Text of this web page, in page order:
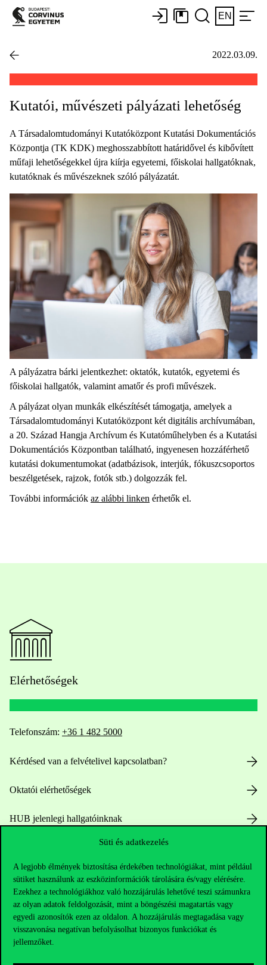
Süti és adatkezelés
A legjobb élmények biztosítása érdekében technológiákat, mint például
sütiket használunk az eszközinformációk tárolására és/vagy elérésére.
Ezekhez a technológiákhoz való hozzájárulás lehetővé teszi számunkra
az olyan adatok feldolgozását, mint a böngészési magatartás vagy
egyedi azonosítók ezen az oldalon. A hozzájárulás megtagadása vagy
visszavonása negatívan befolyásolhat bizonyos funkciókat és
jellemzőket.
EN
2022.03.09.
Kutatói, művészeti pályázati lehetőség
A Társadalomtudományi Kutatóközpont Kutatási Dokumentációs
Központja (TK KDK) meghosszabbított határidővel és kibővített
műfaji lehetőségekkel újra kiírja egyetemi, főiskolai hallgatóknak,
kutatóknak és művészeknek szóló pályázatát.
A pályázatra bárki jelentkezhet: oktatók, kutatók, egyetemi és
főiskolai hallgatók, valamint amatőr és profi művészek.
A pályázat olyan munkák elkészítését támogatja, amelyek a
Társadalomtudományi Kutatóközpont két digitális archívumában,
a 20. Század Hangja Archívum és Kutatóműhelyben és a Kutatási
Dokumentációs Központban található, ingyenesen hozzáférhető
kutatási dokumentumokat (adatbázisok, interjúk, fókuszcsoportos
beszélgetések, rajzok, fotók stb.) dolgozzák fel.
További információk az alábbi linken érhetők el.
Elérhetőségek
Telefonszám: +36 1 482 5000
Kérdésed van a felvételivel kapcsolatban?
Oktatói elérhetőségek
HUB jelenlegi hallgatóinknak
press@uni-corvinus.hu
Hasznos linkek